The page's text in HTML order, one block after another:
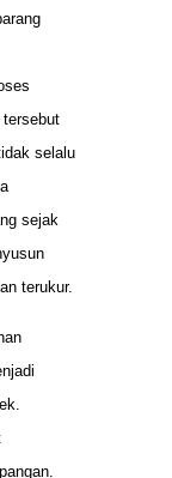
selalu
sejak
terukur.